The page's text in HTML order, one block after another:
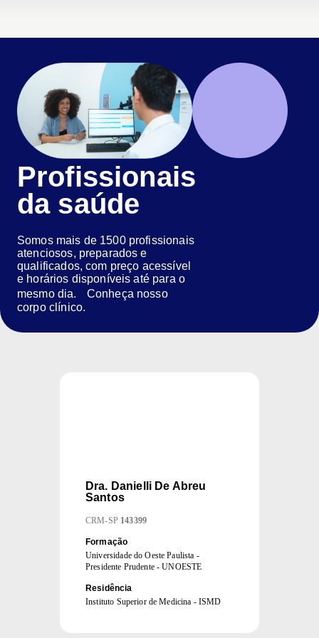
Profissionais
da saúde
Somos mais de 1500 profissionais
atenciosos, preparados e
qualificados, com preço acessível
e horários disponíveis até para o
mesmo dia. Conheça nosso
corpo clínico.
Dra. Danielli De Abreu
Santos
CRM-SP 143399
Formação
Universidade do Oeste Paulista -
Presidente Prudente - UNOESTE
Residência
Instituto Superior de Medicina - ISMD